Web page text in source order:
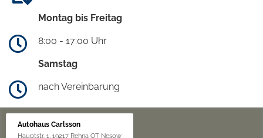
Montag bis Freitag
8:00 - 17:00 Uhr
Samstag
nach Vereinbarung
Autohaus Carlsson
Hauptstr. 1, 19217 Rehna OT Nesow